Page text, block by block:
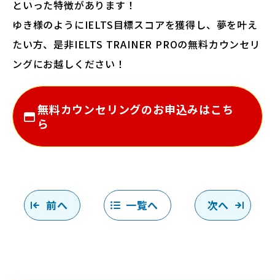
といった特徴があります！
ゆき様のようにIELTS目標スコアを獲得し、夢を叶え
たい方、是非IELTS TRAINER PROの無料カウンセリ
ングにお越しください！
無料カウンセリングのお申込みはこち
ら
前へ 一覧へ 次へ